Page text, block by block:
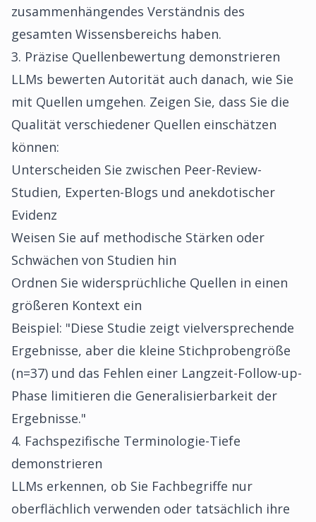
zusammenhängendes Verständnis des
gesamten Wissensbereichs haben.
3. Präzise Quellenbewertung demonstrieren
LLMs bewerten Autorität auch danach, wie Sie
mit Quellen umgehen. Zeigen Sie, dass Sie die
Qualität verschiedener Quellen einschätzen
können:
Unterscheiden Sie zwischen Peer-Review-
Studien, Experten-Blogs und anekdotischer
Evidenz
Weisen Sie auf methodische Stärken oder
Schwächen von Studien hin
Ordnen Sie widersprüchliche Quellen in einen
größeren Kontext ein
Beispiel: "Diese Studie zeigt vielversprechende
Ergebnisse, aber die kleine Stichprobengröße
(n=37) und das Fehlen einer Langzeit-Follow-up-
Phase limitieren die Generalisierbarkeit der
Ergebnisse."
4. Fachspezifische Terminologie-Tiefe
demonstrieren
LLMs erkennen, ob Sie Fachbegriffe nur
oberflächlich verwenden oder tatsächlich ihre